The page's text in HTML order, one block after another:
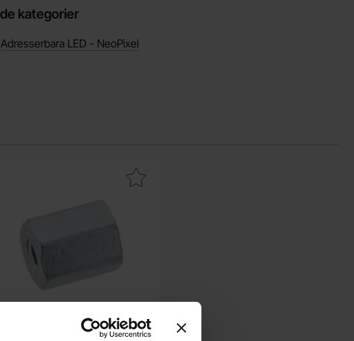
kategorier
Adresserbara LED - NeoPixel
som favoritMakera distans M2 5mm som favorit